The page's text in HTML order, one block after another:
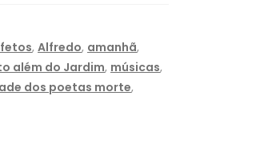
, Alfredo, amanhã,
além do Jardim, músicas,
dos poetas morte,